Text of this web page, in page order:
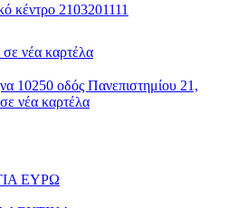
κέντρο 2103201111
σε νέα καρτέλα
10250 οδός Πανεπιστημίου 21,
νέα καρτέλα
ΕΥΡΩ